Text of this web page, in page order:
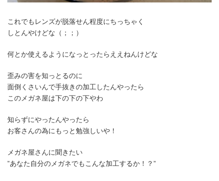
これでもレンズが脱落せん程度にちっちゃく
しとんやけどな（；；）
何とか使えるようになっとったらええねんけどな
歪みの害を知っとるのに
面倒くさいんで手抜きの加工したんやったら
このメガネ屋は下の下の下やわ
知らずにやったんやったら
お客さんの為にもっと勉強しいや！
メガネ屋さんに聞きたい
”あなた自分のメガネでもこんな加工するか！？”